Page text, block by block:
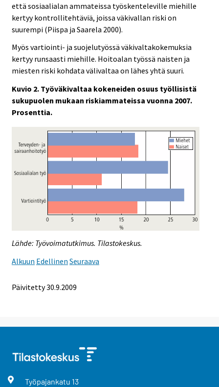
että sosiaalialan ammateissa työskenteleville miehille
kertyy kontrollitehtäviä, joissa väkivallan riski on
suurempi (Piispa ja Saarela 2000).
Myös vartiointi- ja suojelutyössä väkivaltakokemuksia
kertyy runsaasti miehille. Hoitoalan työssä naisten ja
miesten riski kohdata välivaltaa on lähes yhtä suuri.
Kuvio 2. Työväkivaltaa kokeneiden osuus työllisistä
sukupuolen mukaan riskiammateissa vuonna 2007.
Prosenttia.
Lähde: Työvoimatutkimus. Tilastokeskus.
Alkuun Edellinen Seuraava
Päivitetty30.9.2009
Työpajankatu 13